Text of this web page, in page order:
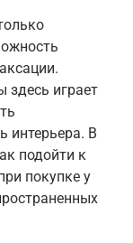
играет
интерьера. В
подойти к
покупке у